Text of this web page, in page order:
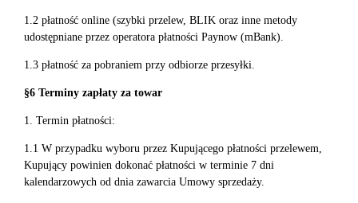
1.2 płatność online (szybki przelew, BLIK oraz inne metody
udostępniane przez operatora płatności Paynow (mBank).
1.3 płatność za pobraniem przy odbiorze przesyłki.
§6 Terminy zapłaty za towar
1. Termin płatności:
1.1 W przypadku wyboru przez Kupującego płatności przelewem,
Kupujący powinien dokonać płatności w terminie 7 dni
kalendarzowych od dnia zawarcia Umowy sprzedaży.